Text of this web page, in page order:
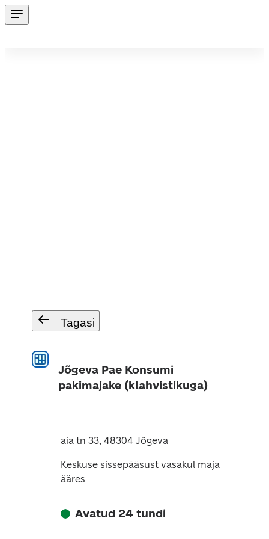
Tagasi
Jõgeva Pae Konsumi
pakimajake (klahvistikuga)
aia tn 33, 48304 Jõgeva
Keskuse sissepääsust vasakul maja
ääres
Avatud 24 tundi